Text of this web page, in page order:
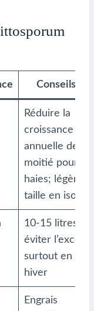
Conseils
Réduire la
croissance
annuelle de
moitié pour
haies; légère
taille en isolé
10-15 litres,
éviter l’excès,
surtout en
hiver
Engrais